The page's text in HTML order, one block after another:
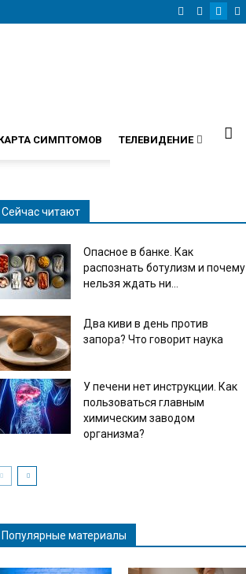
СИМПТОМОВ ТЕЛЕВИДЕНИЕ
Сейчас читают
Опасное в банке. Как
распознать ботулизм и почему
нельзя ждать ни...
Два киви в день против
запора? Что говорит наука
У печени нет инструкции. Как
пользоваться главным
химическим заводом
организма?
Популярные материалы